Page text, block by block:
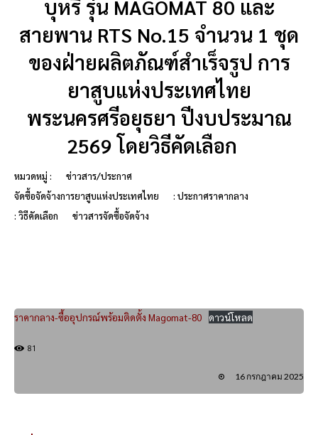
บุหรี่ รุ่น MAGOMAT 80 และ
สายพาน RTS No.15 จำนวน 1 ชุด
ของฝ่ายผลิตภัณฑ์สำเร็จรูป การ
ยาสูบแห่งประเทศไทย
พระนครศรีอยุธยา ปีงบประมาณ
2569 โดยวิธีคัดเลือก
หมวดหมู่ :
ข่าวสาร/ประกาศ
จัดซื้อจัดจ้างการยาสูบแห่งประเทศไทย
: ประกาศราคากลาง
: วิธีคัดเลือก
ข่าวสารจัดซื้อจัดจ้าง
ราคากลาง-ซื้ออุปกรณ์พร้อมติดตั้ง Magomat-80 ดาวน์โหลด
81
16 กรกฎาคม 2025